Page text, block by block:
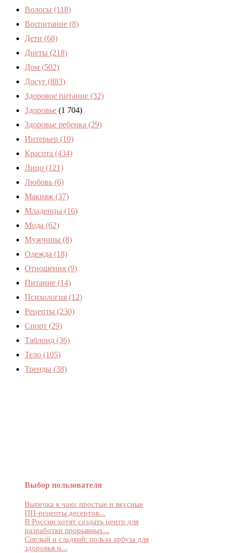
Волосы (118)
Воспитание (8)
Дети (68)
Диеты (218)
Дом (502)
Досуг (883)
Здоровое питание (32)
Здоровье (1 704)
Здоровье ребенка (29)
Интерьер (10)
Красота (434)
Лицо (121)
Любовь (6)
Макияж (37)
Младенцы (16)
Мода (62)
Мужчины (8)
Одежда (18)
Отношения (9)
Питание (14)
Психология (12)
Рецепты (230)
Спорт (29)
Таблоид (36)
Тело (105)
Тренды (38)
Выбор пользователя
Выпечка к чаю: простые и вкусные
ПП-рецепты десертов...
В России хотят создать центр для
разработки прорывных...
Спелый и сладкий: польза арбуза для
здоровья и...